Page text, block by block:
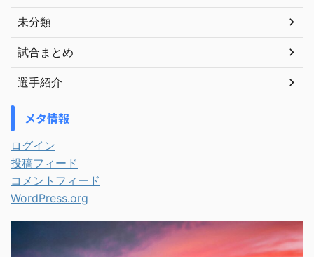
未分類
試合まとめ
選手紹介
メタ情報
ログイン
投稿フィード
コメントフィード
WordPress.org